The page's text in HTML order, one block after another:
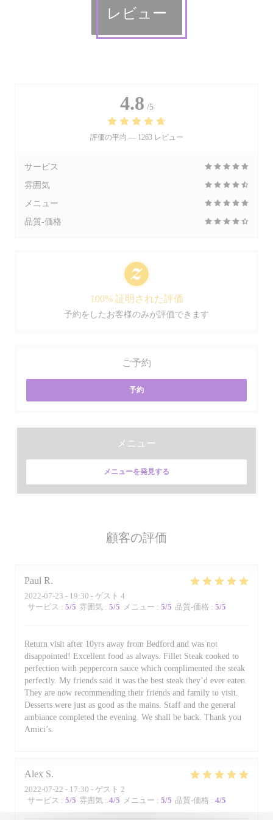
レビュー
顧客の評価
Paul R
2022-07-23 - 19:30 - ゲスト 4
サービス : 5/5 雰囲気 : 5/5 メニュー : 5/5 品質-価格 : 5/5
Return visit after 10yrs away from Bedford and was not
disappointed! Excellent food as always. Fillet Steak cooked to
perfection with peppercorn sauce which complimented the steak
perfectly. My friends said it was the best steak they’d ever eaten.
They are now recommending their friends and family to visit.
Desserts were just as good as the mains. Staff and the general
ambiance completed the evening. We shall be back. Thank you
Amici’s.
Alex S
2022-07-22 - 17:30 - ゲスト 2
サービス : 5/5 雰囲気 : 4/5 メニュー : 5/5 品質-価格 : 4/5
4.8 /5
評価の平均 — 1263 レビュー
サービス
雰囲気
メニュー
品質-価格
100% 証明された評価
予約をしたお客様のみが評価できます
ご予約
予約
メニュー
メニューを発見する